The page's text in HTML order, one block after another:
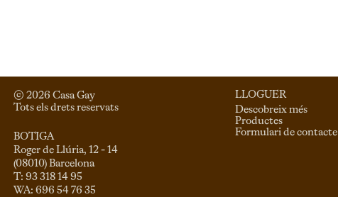
© 2026 Casa Gay
Tots els drets reservats
BOTIGA
Roger de Llúria, 12 - 14
(08010) Barcelona
T: 93 318 14 95
LLOGUER
Descobreix més
Productes
Formulari de contacte